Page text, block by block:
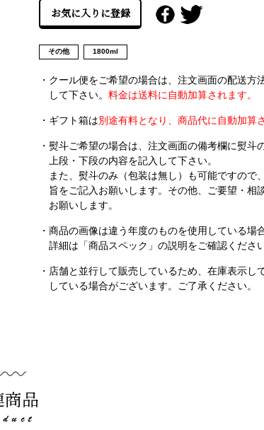
その他 1800ml
・クール便をご希望の場合は、注文画面の配送方
して下さい。料金は送料に自動加算されます。
・ギフト箱は別途有料となり、商品代に自動加算
・熨斗ご希望の場合は、注文画面の備考欄に熨斗
上段・下段の内容を記入して下さい。
また、熨斗のみ（包装は無し）も可能ですので
旨をご記入お願いします。その他、ご要望・相
お願いします。
・商品の画像は違う年度のものを使用している場
詳細は「商品スペック」の説明をご確認ください
・店舗と並行して販売しているため、在庫表示し
している場合がございます。ご了承ください。
商品